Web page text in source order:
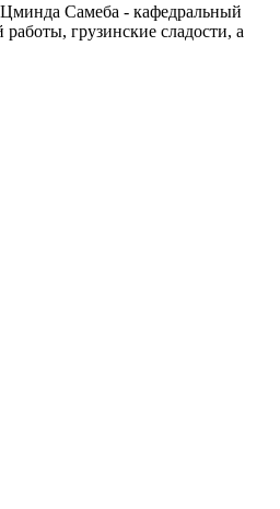
Самеба - кафедральный
грузинские сладости, а